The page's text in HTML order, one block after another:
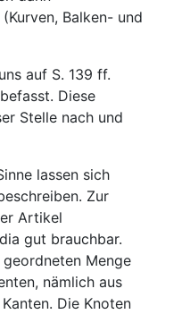
Balken- und
auf S. 139 ff.
Diese
Stelle nach und
lassen sich
Zur
Artikel
gut brauchbar.
Menge
nämlich aus
Die Knoten